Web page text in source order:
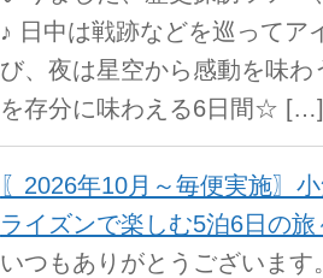
♪ 日中は戦跡などを巡ってア
び、夜は星空から感動を味
を存分に味わえる6日間☆ […]
〖2026年10月～毎便実施〗
ライズンで楽しむ5泊6日の旅
いつもありがとうございま